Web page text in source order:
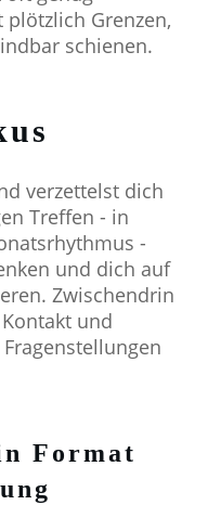
Grenzen,
schienen.
verzettelst dich
Treffen - in
-
und dich auf
Zwischendrin
und
Format